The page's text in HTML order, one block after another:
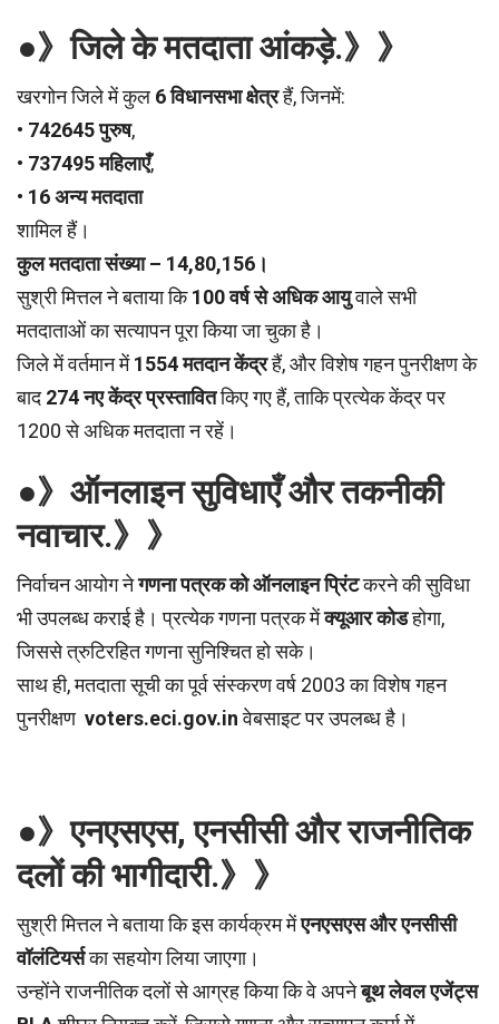
●》जिले के मतदाता आंकड़े.》》
खरगोन जिले में कुल 6 विधानसभा क्षेत्रहैं, जिनमें:
• 742645 पुरुष,
• 737495 महिलाएँ,
• 16 अन्य मतदाता
शामिल हैं।
कुल मतदाता संख्या – 14,80,156।
सुश्री मित्तल ने बताया कि100 वर्ष से अधिक आयुवाले सभी
मतदाताओं का सत्यापन पूरा किया जा चुका है।
जिले में वर्तमान में1554 मतदान केंद्रहैं, और विशेष गहन पुनरीक्षण के
बाद274 नए केंद्र प्रस्तावितकिए गए हैं, ताकि प्रत्येक केंद्र पर
1200 से अधिक मतदाता न रहें।
●》ऑनलाइन सुविधाएँ और तकनीकी
नवाचार.》》
निर्वाचन आयोग नेगणना पत्रक को ऑनलाइन प्रिंटकरने की सुविधा
भी उपलब्ध कराई है। प्रत्येक गणना पत्रक मेंक्यूआर कोडहोगा,
जिससे त्रुटिरहित गणना सुनिश्चित हो सके।
साथ ही, मतदाता सूची का पूर्व संस्करण वर्ष 2003 का विशेष गहन
पुनरीक्षण voters.eci.gov.inवेबसाइट पर उपलब्ध है।
●》एनएसएस, एनसीसी और राजनीतिक
दलों की भागीदारी.》》
सुश्री मित्तल ने बताया कि इस कार्यक्रम मेंएनएसएस और एनसीसी
वॉलंटियर्सका सहयोग लिया जाएगा।
उन्होंने राजनीतिक दलों से आग्रह किया कि वे अपनेबूथ लेवल एजेंट्स